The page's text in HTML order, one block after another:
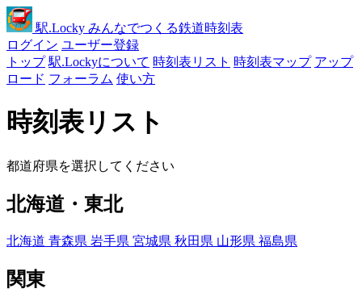
駅.Locky みんなでつくる鉄道時刻表
ログイン ユーザー登録
トップ 駅.Lockyについて 時刻表リスト 時刻表マップ アップ
ロード フォーラム 使い方
時刻表リスト
都道府県を選択してください
北海道・東北
北海道 青森県 岩手県 宮城県 秋田県 山形県 福島県
関東